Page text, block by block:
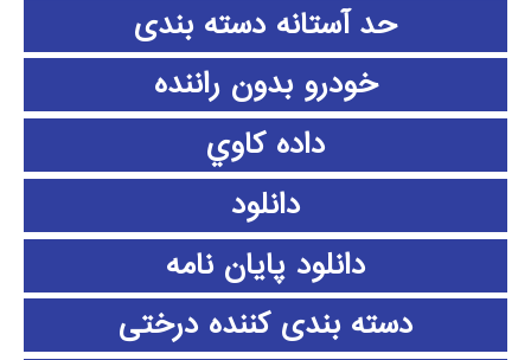
حد آستانه دسته بندی
خودرو بدون راننده
داده كاوي
دانلود
دانلود پايان نامه
دسته بندی کننده درختی